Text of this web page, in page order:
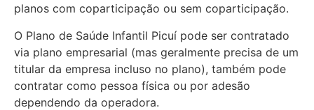
planos com coparticipação ou sem coparticipação.
O Plano de Saúde Infantil Picuí pode ser contratado
via plano empresarial (mas geralmente precisa de um
titular da empresa incluso no plano), também pode
contratar como pessoa física ou por adesão
dependendo da operadora.